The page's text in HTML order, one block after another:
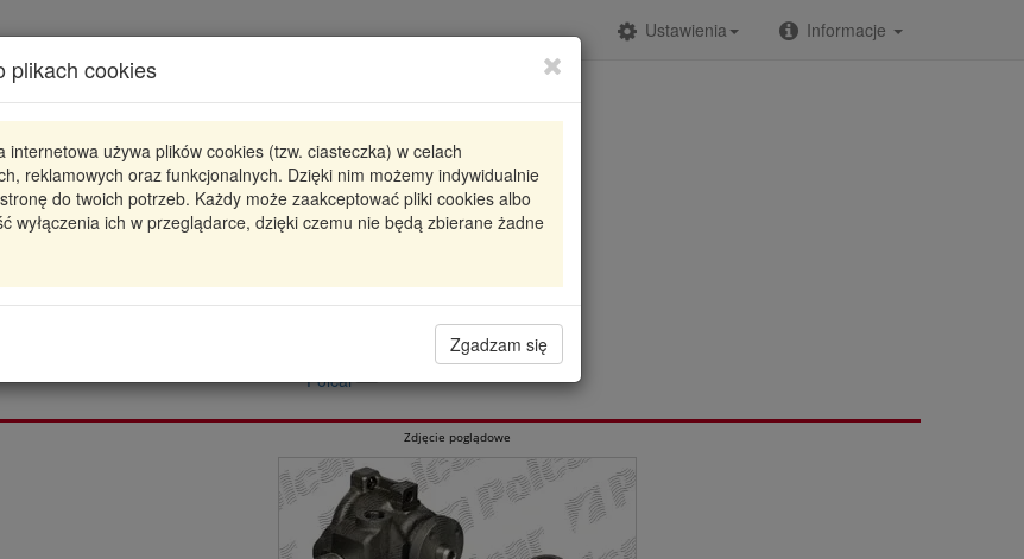
Informacje
Ustawienia
plikach cookies
internetowa używa plików cookies (tzw. ciasteczka) w celach
reklamowych oraz funkcjonalnych. Dzięki nim możemy indywidualnie
do twoich potrzeb. Każdy może zaakceptować pliki cookies albo
wyłączenia ich w przeglądarce, dzięki czemu nie będą zbierane żadne
Zgadzam się
Karta produktu
S5032029 POLCAR
POMPA WSPOMAGANIA - NOWA FORD MONDEO 2.5 V6
23
Dostępność
Polcar